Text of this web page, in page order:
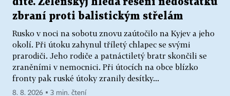
zbraní proti balistickým střelám
Rusko v noci na sobotu znovu zaútočilo na Kyjev a jeho
okolí. Při útoku zahynul tříletý chlapec se svými
prarodiči. Jeho rodiče a patnáctiletý bratr skončili se
zraněními v nemocnici. Při útocích na obce blízko
fronty pak ruské útoky zranily desítky...
8. 8. 2026 ▪ 3 min. čtení